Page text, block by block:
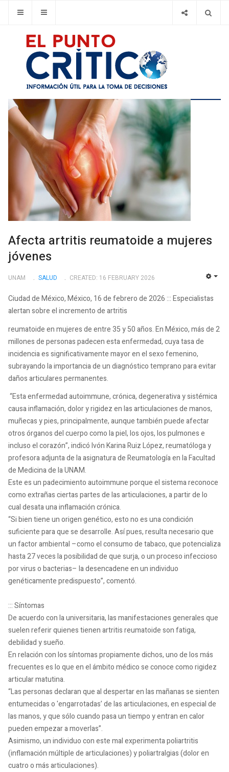
Afecta artritis reumatoide a mujeres
jóvenes
UNAM SALUD CREATED: 16 FEBRUARY 2026
Ciudad de México, México, 16 de febrero de 2026 ::: Especialistas
alertan sobre el incremento de artritis
reumatoide en mujeres de entre 35 y 50 años. En México, más de 2
millones de personas padecen esta enfermedad, cuya tasa de
incidencia es significativamente mayor en el sexo femenino,
subrayando la importancia de un diagnóstico temprano para evitar
daños articulares permanentes.
“Esta enfermedad autoimmune, crónica, degenerativa y sistémica
causa inflamación, dolor y rigidez en las articulaciones de manos,
muñecas y pies, principalmente, aunque también puede afectar
otros órganos del cuerpo como la piel, los ojos, los pulmones e
incluso el corazón”, indicó Ivón Karina Ruiz López, reumatóloga y
profesora adjunta de la asignatura de Reumatología en la Facultad
de Medicina de la UNAM.
Este es un padecimiento autoimmune porque el sistema reconoce
como extrañas ciertas partes de las articulaciones, a partir de lo
cual desata una inflamación crónica.
“Si bien tiene un origen genético, esto no es una condición
suficiente para que se desarrolle. Así pues, resulta necesario que
un factor ambiental –como el consumo de tabaco, que potencializa
hasta 27 veces la posibilidad de que surja, o un proceso infeccioso
por virus o bacterias– la desencadene en un individuo
genéticamente predispuesto”, comentó.
::: Síntomas
De acuerdo con la universitaria, las manifestaciones generales que
suelen referir quienes tienen artritis reumatoide son fatiga,
debilidad y sueño.
En relación con los síntomas propiamente dichos, uno de los más
frecuentes es lo que en el ámbito médico se conoce como rigidez
articular matutina.
“Las personas declaran que al despertar en las mañanas se sienten
entumecidas o 'engarrotadas’ de las articulaciones, en especial de
las manos, y que sólo cuando pasa un tiempo y entran en calor
pueden empezar a moverlas”.
Asimismo, un individuo con este mal experimenta poliartritis
(inflamación múltiple de articulaciones) y poliartralgias (dolor en
cuatro o más articulaciones).